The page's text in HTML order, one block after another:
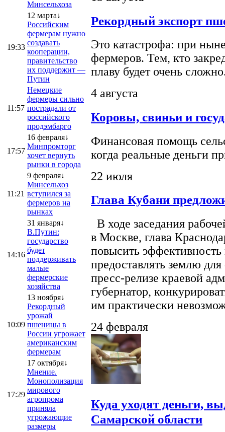
Минсельхоза
19:33
12 марта↓
Российским
фермерам нужно
создавать
кооперации,
правительство
их поддержит —
Путин
11:57
Немецкие
фермеры сильно
пострадали от
российского
продэмбарго
17:57
16 февраля↓
Минпромторг
хочет вернуть
рынки в города
11:21
9 февраля↓
Минсельхоз
вступился за
фермеров на
рынках
14:16
31 января↓
В.Путин:
государство
будет
поддерживать
малые
фермерские
хозяйства
10:09
13 ноября↓
Рекордный
урожай
пшеницы в
России угрожает
американским
фермерам
17:29
17 октября↓
Мнение.
Монополизация
мирового
агропрома
приняла
угрожающие
размеры
Рекордный экспорт
Это катастрофа: при
фермеров. Тем, кто
плаву будет очень
4 августа
Коровы, свиньи и
Финансовая помощь
когда реальные деньги
22 июля
Глава Кубани
В ходе заседания
в Москве, глава
повысить эффективность
предоставлять землю
пресс-релизе краевой
губернатор,
им практически
24 февраля
Куда уходят деньги,
Самарской области